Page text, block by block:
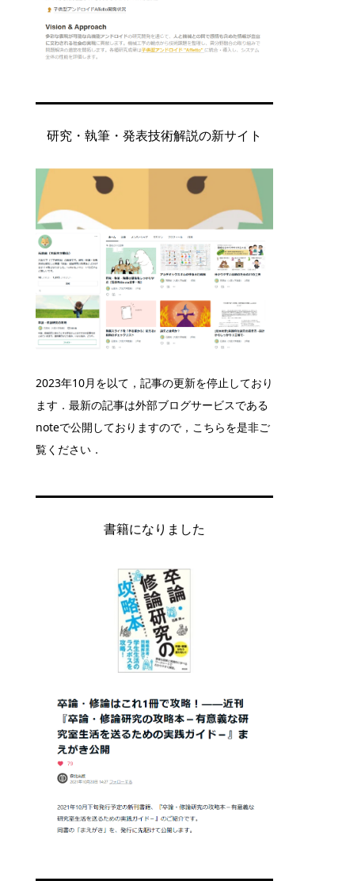
研究・執筆・発表技術解説の新サイト
2023年10月を以て，記事の更新を停止しており
ます．最新の記事は外部ブログサービスである
noteで公開しておりますので，こちらを是非ご
覧ください．
書籍になりました